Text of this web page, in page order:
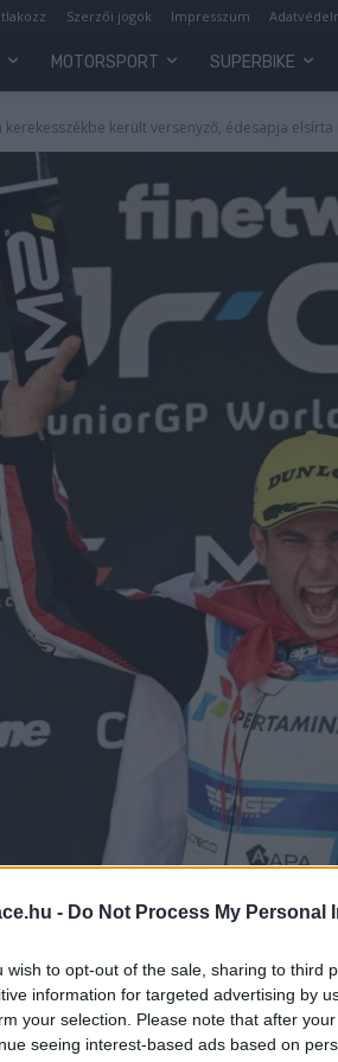
- Do Not Process My Personal
wish to opt-out of the sale, sharing to third
information for targeted advertising by
your selection. Please note that after
seeing interest-based ads based on
Szerzői jogok Impresszum
MOTORSPORT SUPERBIKE
kerekesszékbe került versenyző, édesapja